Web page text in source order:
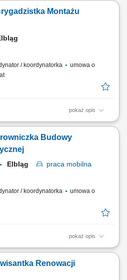
ślusarskie, prace zgodnie z
Montażu
/ koordynatorka
umowa o
pokaż opis
Organizowanie i
po stronie niemieckiej.
realizacji prac montażowych.
Budowy
Elbląg praca mobilna
/ koordynatorka
umowa o
pokaż opis
lub Myślenice oraz budowy na
związanych z budową linii
magazynów energii;
Renowacji